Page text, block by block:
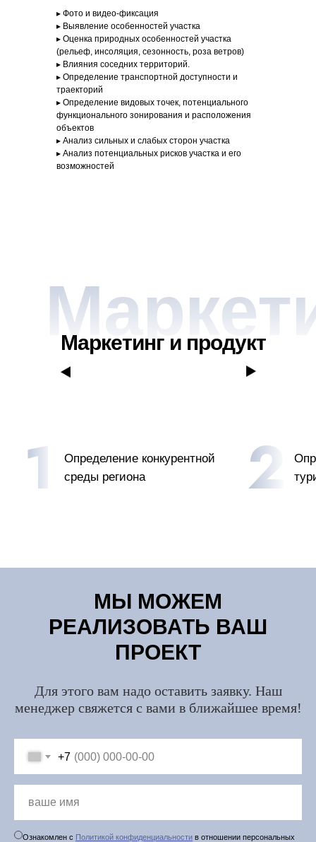
▸ Фото и видео-фиксация
▸ Выявление особенностей участка
▸ Оценка природных особенностей участка
(рельеф, инсоляция, сезонность, роза ветров)
▸ Влияния соседних территорий.
▸ Определение транспортной доступности и
траекторий
▸ Определение видовых точек, потенциального
функционального зонирования и расположения
объектов
▸ Анализ сильных и слабых сторон участка
▸ Анализ потенциальных рисков участка и его
возможностей
Маркетинг и продукт
Определение конкурентной
среды региона
2 туристических программ
МЫ МОЖЕМ
РЕАЛИЗОВАТЬ ВАШ
ПРОЕКТ
Для этого вам надо оставить заявку. Наш
менеджер свяжется с вами в ближайшее время!
+7
Ознакомлен с Политикой конфиденциальности в отношении персональных